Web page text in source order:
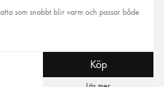
som snabbt blir varm och passar både
Köp